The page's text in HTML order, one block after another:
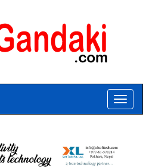
Toggle